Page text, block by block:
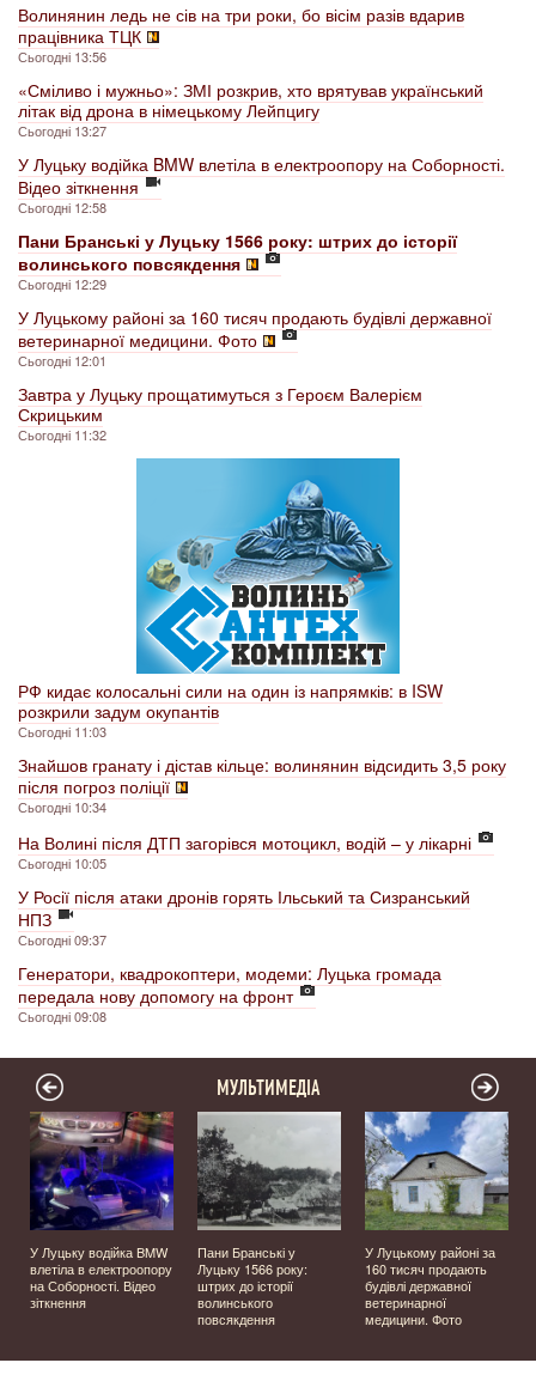
Волинянин ледь не сів на три роки, бо вісім разів вдарив
працівника ТЦК
Сьогодні 13:56
«Сміливо і мужньо»: ЗМІ розкрив, хто врятував український
літак від дрона в німецькому Лейпцигу
Сьогодні 13:27
У Луцьку водійка BMW влетіла в електроопору на Соборності.
Відео зіткнення
Сьогодні 12:58
Пани Бранські у Луцьку 1566 року: штрих до історії
волинського повсякдення
Сьогодні 12:29
У Луцькому районі за 160 тисяч продають будівлі державної
ветеринарної медицини. Фото
Сьогодні 12:01
Завтра у Луцьку прощатимуться з Героєм Валерієм
Скрицьким
Сьогодні 11:32
РФ кидає колосальні сили на один із напрямків: в ISW
розкрили задум окупантів
Сьогодні 11:03
Знайшов гранату і дістав кільце: волинянин відсидить 3,5 року
після погроз поліції
Сьогодні 10:34
На Волині після ДТП загорівся мотоцикл, водій – у лікарні
Сьогодні 10:05
У Росії після атаки дронів горять Ільський та Сизранський
НПЗ
Сьогодні 09:37
Генератори, квадрокоптери, модеми: Луцька громада
передала нову допомогу на фронт
Сьогодні 09:08
МУЛЬТИМЕДІА
У Луцьку водійка BMW
влетіла в електроопору
на Соборності. Відео
зіткнення
Пани Бранські у
Луцьку 1566 року:
штрих до історії
волинського
повсякдення
У Луцькому районі за
160 тисяч продають
будівлі державної
ветеринарної
медицини. Фото